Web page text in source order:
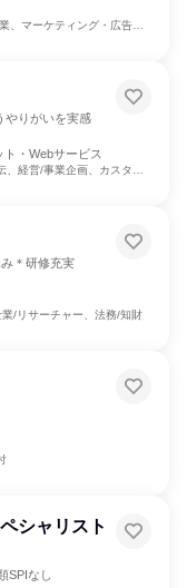
、マーケティング・広告・宣伝
やりがいを実感
・Webサービス
ーサクセス、カスタマーサポート/コールセンター
＊研修充実
/リサーチャー、法務/知財
シャリスト
SPIなし